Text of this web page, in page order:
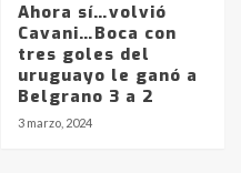
Ahora sí…volvió
Cavani…Boca con
tres goles del
uruguayo le ganó a
Belgrano 3 a 2
3 marzo, 2024
adolescentes
fueron
fatal accidente
lunes